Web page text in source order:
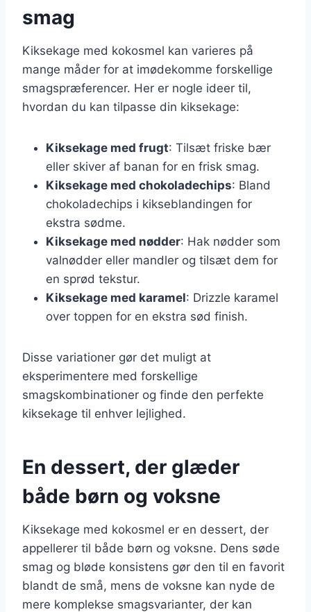
smag
Kiksekage med kokosmel kan varieres på
mange måder for at imødekomme forskellige
smagspræferencer. Her er nogle ideer til,
hvordan du kan tilpasse din kiksekage:
Kiksekage med frugt: Tilsæt friske bær
eller skiver af banan for en frisk smag.
Kiksekage med chokoladechips: Bland
chokoladechips i kikseblandingen for
ekstra sødme.
Kiksekage med nødder: Hak nødder som
valnødder eller mandler og tilsæt dem for
en sprød tekstur.
Kiksekage med karamel: Drizzle karamel
over toppen for en ekstra sød finish.
Disse variationer gør det muligt at
eksperimentere med forskellige
smagskombinationer og finde den perfekte
kiksekage til enhver lejlighed.
En dessert, der glæder
både børn og voksne
Kiksekage med kokosmel er en dessert, der
appellerer til både børn og voksne. Dens søde
smag og bløde konsistens gør den til en favorit
blandt de små, mens de voksne kan nyde de
mere komplekse smagsvarianter, der kan